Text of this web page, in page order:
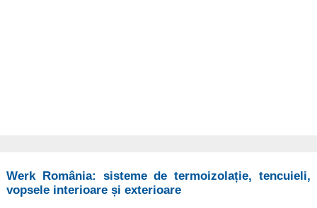
Werk România: sisteme de termoizolație, tencuieli,
vopsele interioare și exterioare